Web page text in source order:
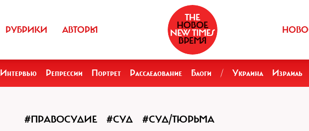
РУБРИКИ АВТОРЫ
Интервью Репрессии Портрет Расследование Блоги / Украина Израиль
#ПРАВОСУДИЕ #СУД #СУД/ТЮРЬМА